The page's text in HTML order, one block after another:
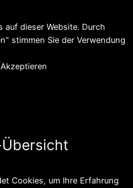
auf dieser Website. Durch
stimmen Sie der Verwendung
Akzeptieren
Cookies, um Ihre Erfahrung